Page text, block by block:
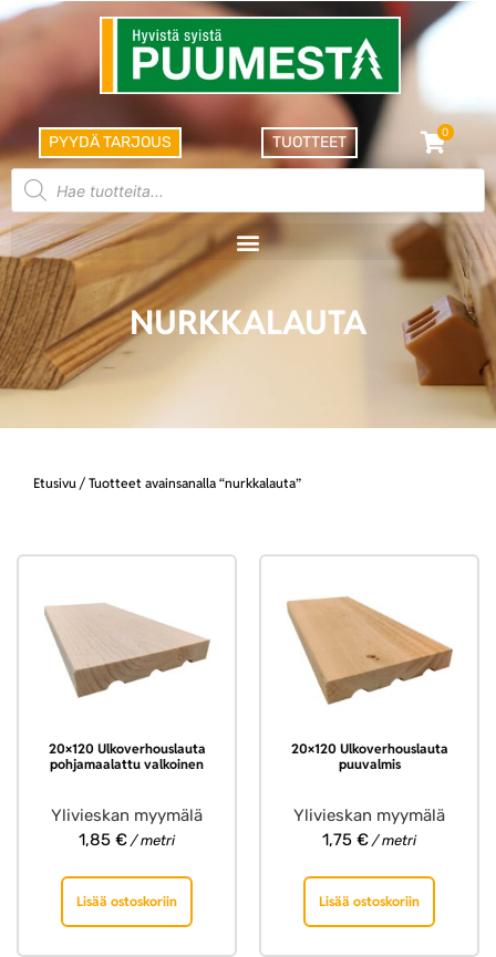
PYYDÄ TARJOUS TUOTTEET
0
NURKKALAUTA
Etusivu / Tuotteet avainsanalla “nurkkalauta”
20×120 Ulkoverhouslauta
pohjamaalattu valkoinen
Ylivieskan myymälä
1,85 € / metri
Lisää ostoskoriin
20×120 Ulkoverhouslauta
puuvalmis
Ylivieskan myymälä
1,75 € / metri
Lisää ostoskoriin